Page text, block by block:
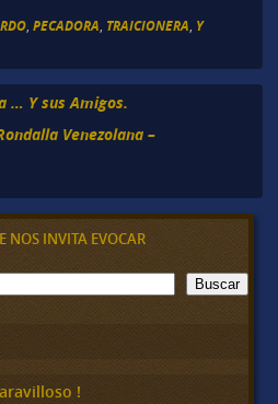
, PECADORA TRAICIONERA Y
… Y sus Amigos.
Venezolana –
NOS INVITA EVOCAR
Buscar
!